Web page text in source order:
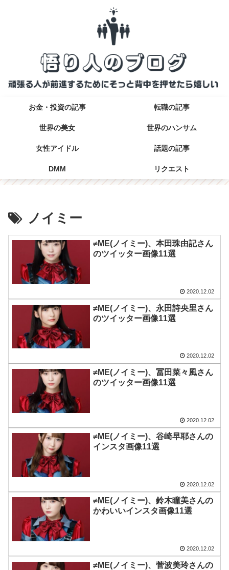
お金・投資の記事 転職の記事
世界の美女 世界のハンサム
女性アイドル 話題の記事
DMM リクエスト
ノイミー
≠ME(ノイミー)、本田珠由記さん
のツイッター画像11選
2020.12.02
≠ME(ノイミー)、永田詩央里さん
のツイッター画像11選
2020.12.02
≠ME(ノイミー)、冨田菜々風さん
のツイッター画像11選
2020.12.02
≠ME(ノイミー)、谷崎早耶さんの
インスタ画像11選
2020.12.02
≠ME(ノイミー)、鈴木瞳美さんの
かわいいインスタ画像11選
2020.12.02
≠ME(ノイミー)、菅波美玲さんの